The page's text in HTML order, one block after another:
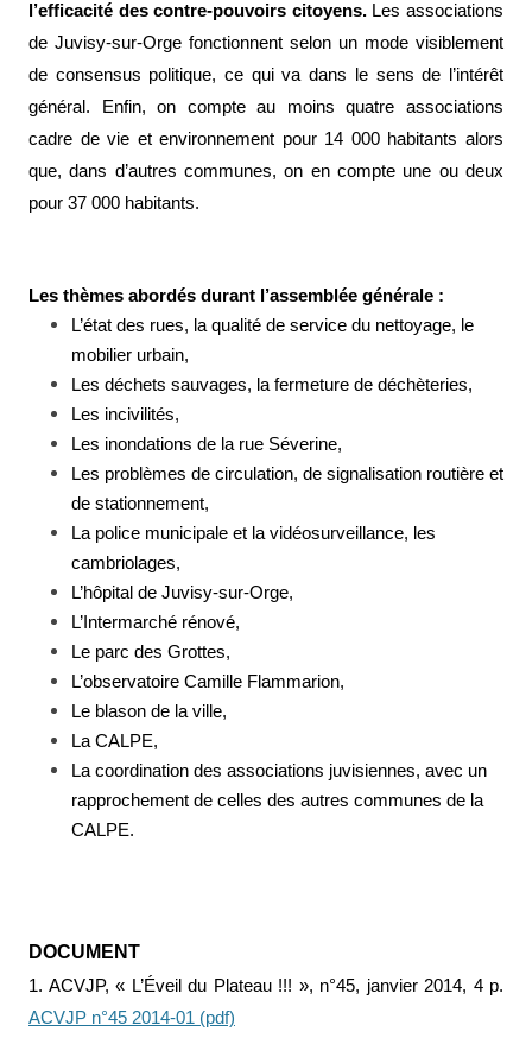
l’efficacité des contre-pouvoirs citoyens.Les associations
de Juvisy-sur-Orge fonctionnent selon un mode visiblement
de consensus politique, ce qui va dans le sens de l’intérêt
général. Enfin, on compte au moins quatre associations
cadre de vie et environnement pour 14 000 habitants alors
que, dans d’autres communes, on en compte une ou deux
pour 37 000 habitants.
Les thèmes abordés durant l’assemblée générale :
L’état des rues, la qualité de service du nettoyage, le
mobilier urbain,
Les déchets sauvages, la fermeture de déchèteries,
Les incivilités,
Les inondations de la rue Séverine,
Les problèmes de circulation, de signalisation routière et
de stationnement,
La police municipale et la vidéosurveillance, les
cambriolages,
L’hôpital de Juvisy-sur-Orge,
L’Intermarché rénové,
Le parc des Grottes,
L’observatoire Camille Flammarion,
Le blason de la ville,
La CALPE,
La coordination des associations juvisiennes, avec un
rapprochement de celles des autres communes de la
CALPE.
DOCUMENT
1. ACVJP, « L’Éveil du Plateau !!! », n°45, janvier 2014, 4 p.
ACVJP n°45 2014-01 (pdf)